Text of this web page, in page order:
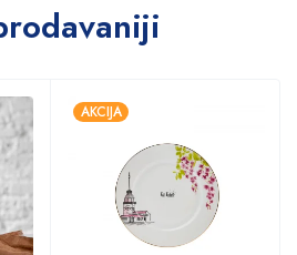
AKCIJA